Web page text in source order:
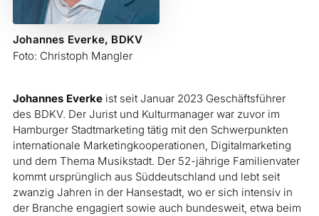
Johannes Everke, BDKV
Foto: Christoph Mangler
Johannes Everkeist seit Januar 2023 Geschäftsführer
des BDKV. Der Jurist und Kulturmanager war zuvor im
Hamburger Stadtmarketing tätig mit den Schwerpunkten
internationale Marketingkooperationen, Digitalmarketing
und dem Thema Musikstadt. Der 52-jährige Familienvater
kommt ursprünglich aus Süddeutschland und lebt seit
zwanzig Jahren in der Hansestadt, wo er sich intensiv in
der Branche engagiert sowie auch bundesweit, etwa beim